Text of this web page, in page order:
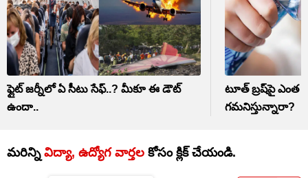
ఫ్లైట్ జర్నీలో ఏ సీటు సేఫ్‌..? మీకూ ఈ డౌట్‌
ఉందా..
టూత్ బ్రష్‌పై ఎంత
గమనిస్తున్నారా?
మరిన్ని విద్యా, ఉద్యోగ వార్తల కోసం క్లిక్‌ చేయండి.